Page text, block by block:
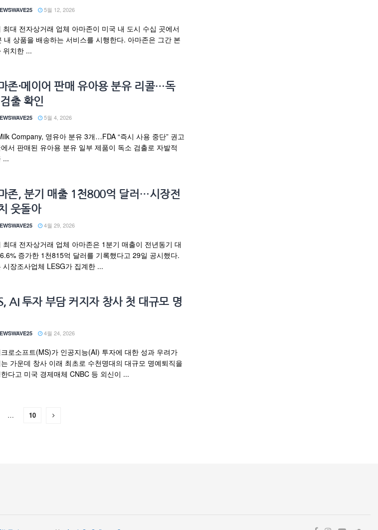
5월 12, 2026
최대 전자상거래 업체 아마존이 미국 내 도시 수십 곳에서
내 상품을 배송하는 서비스를 시행한다. 아마존은 그간 본
위치한 ...
존·메이어 판매 유아용 분유 리콜…독
출 확인
5월 4, 2026
Company, 영유아 분유 3개…FDA “즉시 사용 중단” 권고
서 판매된 유아용 분유 일부 제품이 독소 검출로 자발적
...
존, 분기 매출 1천800억 달러…시장전
웃돌아
4월 29, 2026
최대 전자상거래 업체 아마존은 1분기 매출이 전년동기 대
증가한 1천815억 달러를 기록했다고 29일 공시했다.
시장조사업체 LESG가 집계한 ...
AI 투자 부담 커지자 창사 첫 대규모 명
4월 24, 2026
로소프트(MS)가 인공지능(AI) 투자에 대한 성과 우려가
가운데 창사 이래 최초로 수천명대의 대규모 명예퇴직을
다고 미국 경제매체 CNBC 등 외신이 ...
… 10